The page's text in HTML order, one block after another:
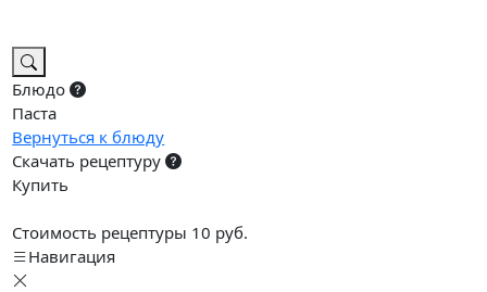
Блюдо
Паста
Вернуться к блюду
Скачать рецептуру
Купить
Стоимость рецептуры 10 руб.
Навигация